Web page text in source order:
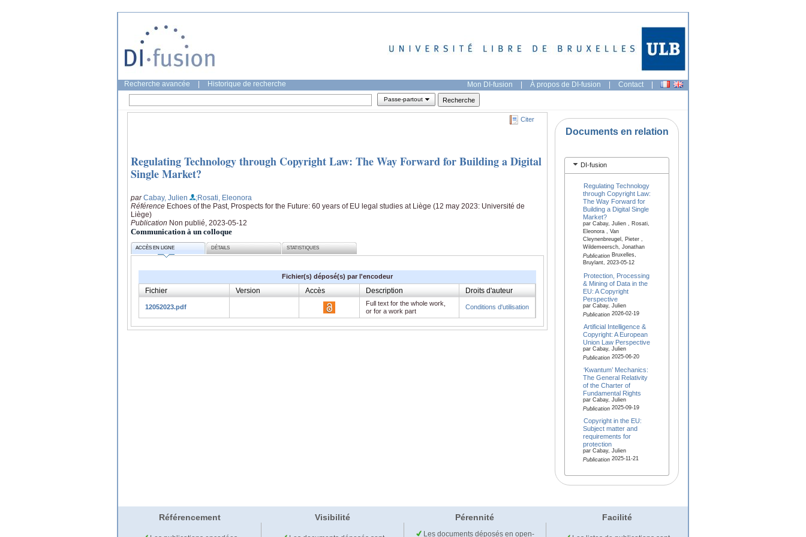
Recherche avancée Historique de recherche Mon DI-fusion | À propos de DI-fusion | Contact |
Passe-partout
Citer
Regulating Technology through Copyright Law: The Way Forward for Building a Digital
Single Market?
parCabay, Julien
;Rosati, Eleonora
Référence Echoes of the Past, Prospects for the Future: 60 years of EU legal studies at Liège (12 may 2023: Université de
Liège)
Publication Non publié, 2023-05-12
Communication à un colloque
ACCÈS EN LIGNE DÉTAILS STATISTIQUES
Fichier(s) déposé(s) par l'encodeur
Fichier Version Accès Description Droits d'auteur
12052023.pdf
Full text for the whole work,
or for a work part
Conditions d'utilisation
Documents en relation
DI-fusion
Regulating Technology
through Copyright Law:
The Way Forward for
Building a Digital Single
Market?
par Cabay, Julien , Rosati,
Eleonora , Van
Cleynenbreugel, Pieter ,
Wildemeersch, Jonathan
PublicationBruxelles,
Bruylant, 2023-05-12
Protection, Processing
& Mining of Data in the
EU: A Copyright
Perspective
par Cabay, Julien
Publication2026-02-19
Artificial Intelligence &
Copyright: A European
Union Law Perspective
par Cabay, Julien
Publication2025-06-20
‘Kwantum’ Mechanics:
The General Relativity
of the Charter of
Fundamental Rights
par Cabay, Julien
Publication2025-09-19
Copyright in the EU:
Subject matter and
requirements for
protection
par Cabay, Julien
Publication2025-11-21
Référencement Visibilité Pérennité Facilité
Les documents déposés en open-